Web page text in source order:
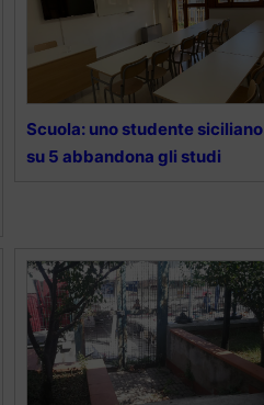
Scuola: uno studente siciliano
su 5 abbandona gli studi